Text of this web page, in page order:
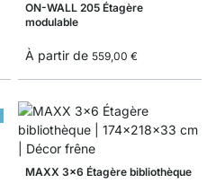
ON-WALL 205 Étagère
modulable
À partir de 559,00 €
MAXX 3x6 Étagère bibliothèque